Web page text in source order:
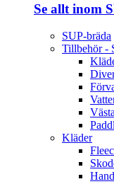
Se allt inom
SUP-bräda
Tillbehör -
Kläder